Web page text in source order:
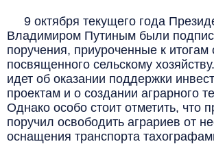
9 октября текущего года
Владимиром Путиным были
поручения, приуроченные к
посвященного сельскому
идет об оказании поддержки
проектам и о создании аграрного
Однако особо стоит отметить, что
поручил освободить аграриев от
оснащения транспорта